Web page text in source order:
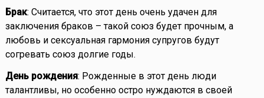
Брак: Считается, что этот день очень удачен для
заключения браков – такой союз будет прочным, а
любовь и сексуальная гармония супругов будут
согревать союз долгие годы.
День рождения: Рожденные в этот день люди
талантливы, но особенно остро нуждаются в своей